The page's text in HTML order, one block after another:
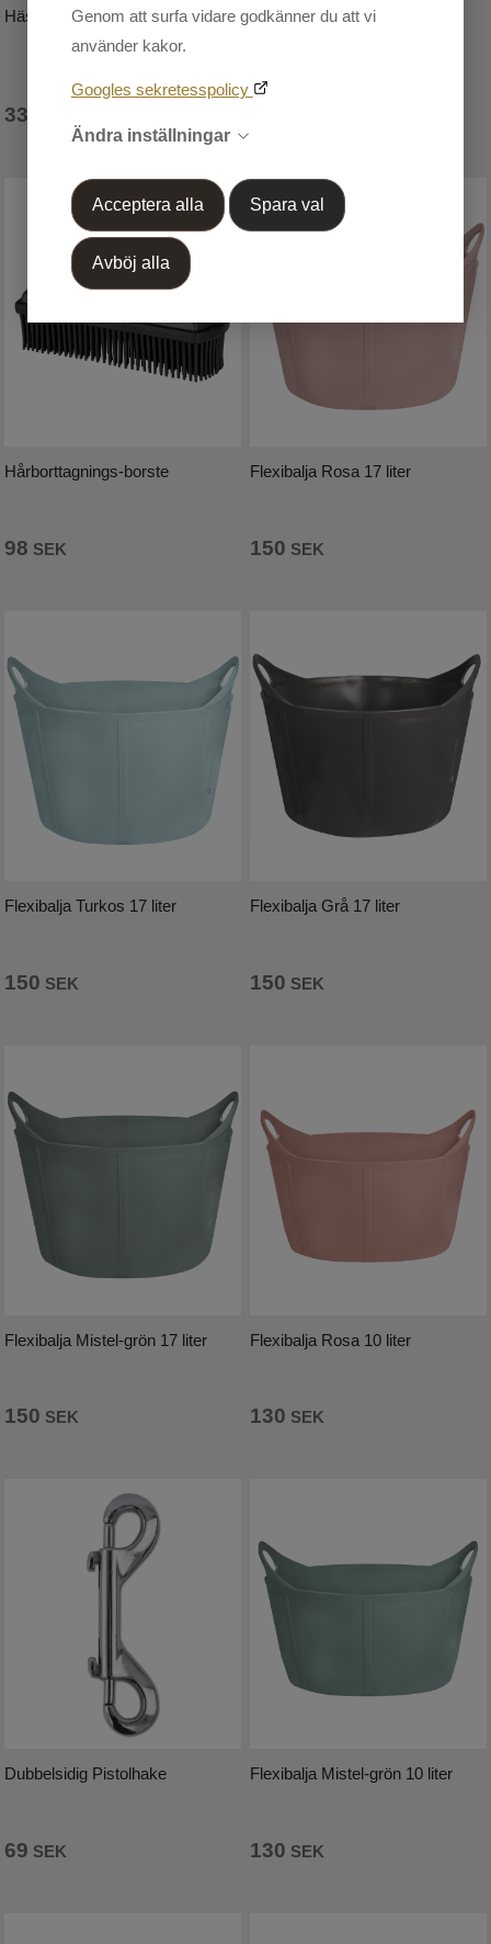
Genom att surfa vidare godkänner du att vi
använder kakor.
Googles sekretesspolicy
Ändra inställningar
Acceptera alla Spara val
Avböj alla
Hästleksak Emily the Unicorn
335
Pistolhakar
Hårborttagnings-borste
98 SEK
Flexibalja Rosa 17 liter
150 SEK
Flexibalja Turkos 17 liter
150 SEK
Flexibalja Grå 17 liter
150 SEK
Flexibalja Mistel-grön 17 liter
150 SEK
Flexibalja Rosa 10 liter
130 SEK
Dubbelsidig Pistolhake
69 SEK
Flexibalja Mistel-grön 10 liter
130 SEK